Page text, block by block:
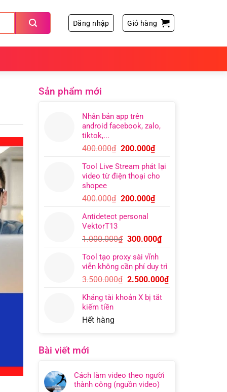
Đăng nhập Giỏ hàng
Sản phẩm mới
Nhân bản app trên
android facebook, zalo,
tiktok,...
400.000₫ Giá
là:
400.000₫.
200.000₫Giá
tại
là:
Tool Live Stream phát lại
video từ điện thoại cho
shopee
400.000₫ Giá
là:
200.000₫Giá
200.000₫.
Antidetect personal
VektorT13
1.000.000₫ Giá
là:
1.000.000₫.
300.000₫Giá
là:
300.000₫.
Tool tạo proxy sài vĩnh
viễn không cần phí duy trì
3.500.000₫ Giá
là:
2.500.000₫Giá
Kháng tài khoản X bị tắt
kiếm tiền
Hết hàng
Bài viết mới
Cách làm video theo người
thành công (nguồn video)